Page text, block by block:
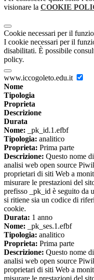
visionare la COOKIE
Cookie necessari per il
I cookie necessari per il
disabilitati. È possibile
policy.
www.iccogoleto.edu.it
Nome
Tipologia
Proprieta
Descrizione
Durata
Nome: _pk_id.1.efbf
Tipologia: analitico
Proprieta: Prima parte
Descrizione: Questo nome
analisi web open source
proprietari di siti Web a
misurare le prestazioni del
prefisso _pk_id è seguito da
si ritiene sia un codice di
cookie.
Durata: 1 anno
Nome: _pk_ses.1.efbf
Tipologia: analitico
Proprieta: Prima parte
Descrizione: Questo nome
analisi web open source
proprietari di siti Web a
misurare le prestazioni del